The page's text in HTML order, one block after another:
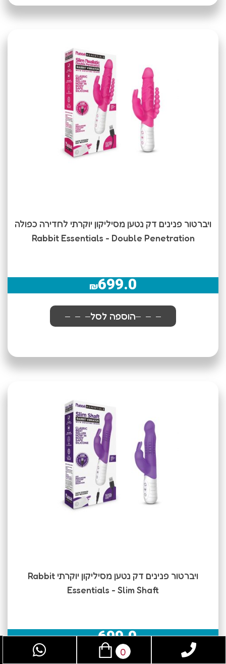
ויברטור פנינים דק נטען מסיליקון יוקרתי לחדירה כפולה
Rabbit Essentials - Double Penetration
₪699.0
הוספה לסל
ויברטור פנינים דק נטען מסיליקון יוקרתי Rabbit
Essentials - Slim Shaft
₪699.0
0